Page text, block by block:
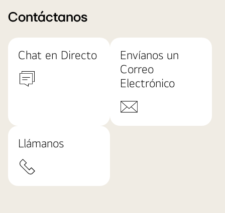
Contáctanos
Chat en Directo
Envíanos un
Correo
Electrónico
Llámanos